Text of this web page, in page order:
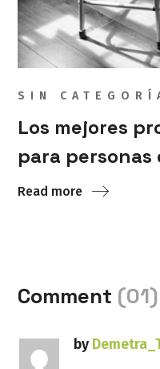
SIN
Los mejores
para
Read more
Comment (01)
by